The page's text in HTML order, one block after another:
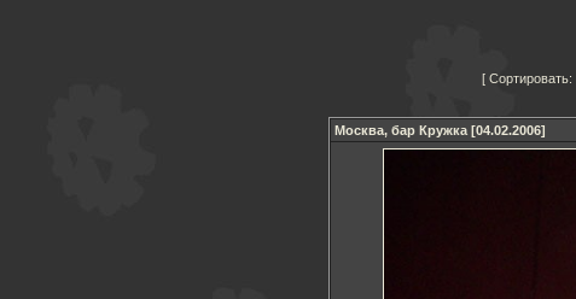
Сортировать:
Москва, бар Кружка [04.02.2006]